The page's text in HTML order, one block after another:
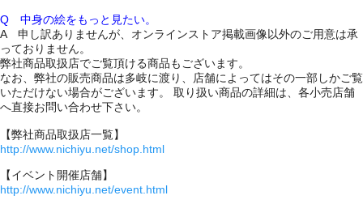
Q 中身の絵をもっと見たい。
A 申し訳ありませんが、オンラインストア掲載画像以外のご用意は承
っておりません。
弊社商品取扱店でご覧頂ける商品もございます。
なお、弊社の販売商品は多岐に渡り、店舗によってはその一部しかご覧
いただけない場合がございます。 取り扱い商品の詳細は、各小売店舗
へ直接お問い合わせ下さい。
【弊社商品取扱店一覧】
http://www.nichiyu.net/shop.html
【イベント開催店舗】
http://www.nichiyu.net/event.html